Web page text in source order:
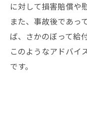
に対して損害賠償や
また、事故後であっ
ば、さかのぼって給
このようなアドバイ
です。